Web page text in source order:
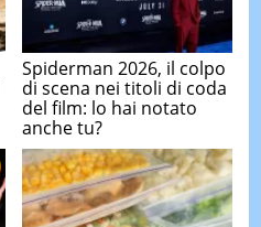
Spiderman 2026, il colpo
di scena nei titoli di coda
del film: lo hai notato
anche tu?